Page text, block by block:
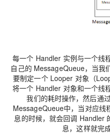
每一个 Handler 实例与一个线
自己的 MessageQueue，当我
要制定一个 Looper 对象（
将一个 Handler 对象和一个线
我们的耗时操作，然后通
MessageQueue中，当对应线
息的时候，就会回调 Handler
息，这样就完